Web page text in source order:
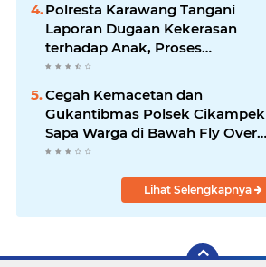
Polresta Karawang Tangani
Laporan Dugaan Kekerasan
terhadap Anak, Proses
Penyelidikan Dilakukan Satres
PPA dan PPO
Cegah Kemacetan dan
Gukantibmas Polsek Cikampek
Sapa Warga di Bawah Fly Over
Cikampek
Lihat Selengkapnya